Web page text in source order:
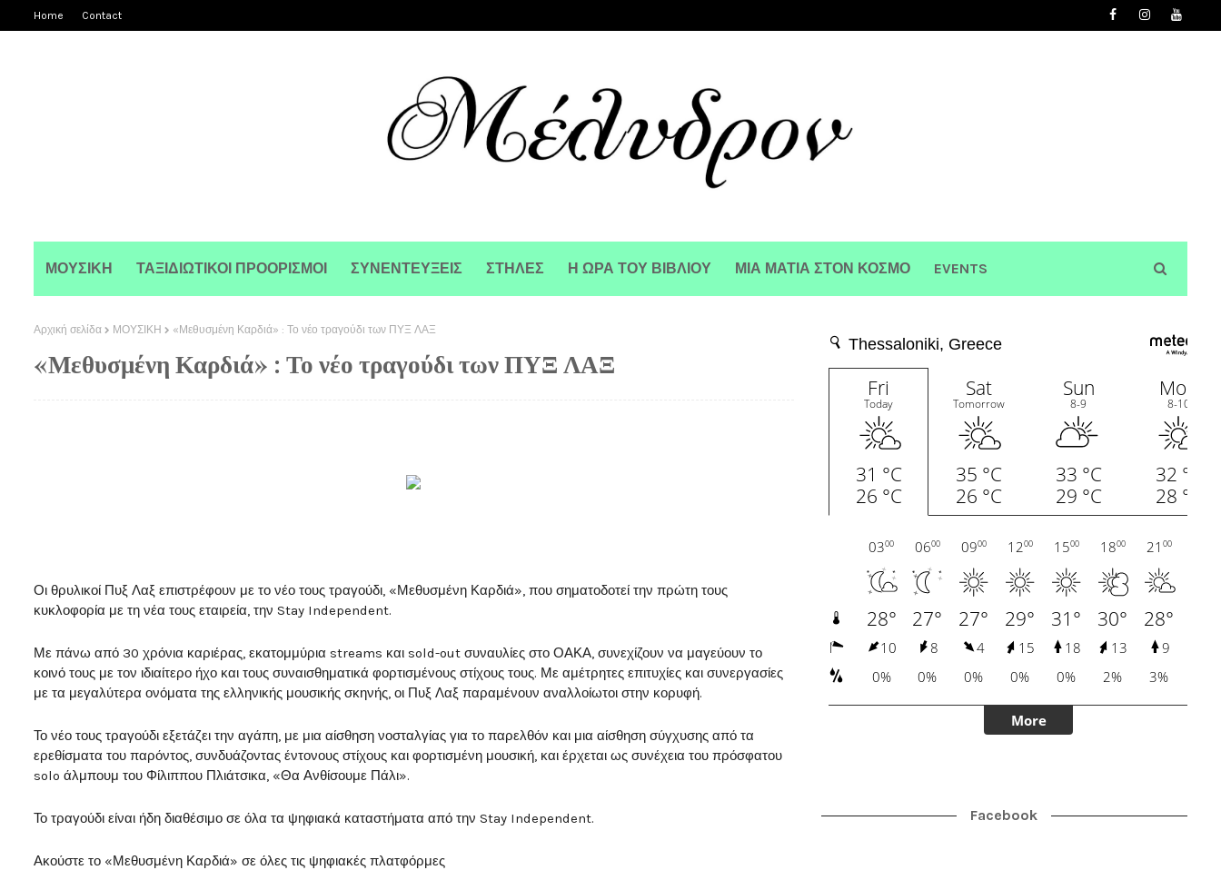
Home Contact
ΜΟΥΣΙΚΗ ΤΑΞΙΔΙΩΤΙΚΟΙ ΠΡΟΟΡΙΣΜΟΙ ΣΥΝΕΝΤΕΥΞΕΙΣ ΣΤΗΛΕΣ Η ΩΡΑ ΤΟΥ ΒΙΒΛΙΟΥ ΜΙΑ ΜΑΤΙΑ ΣΤΟΝ ΚΟΣΜΟ EVENTS
Αρχική σελίδα ΜΟΥΣΙΚΗ «Μεθυσμένη Καρδιά» : Το νέο τραγούδι των ΠΥΞ ΛΑΞ
«Μεθυσμένη Καρδιά» : Το νέο τραγούδι των ΠΥΞ ΛΑΞ
Οι θρυλικοί Πυξ Λαξ επιστρέφουν με το νέο τους τραγούδι, «Μεθυσμένη Καρδιά», που σηματοδοτεί την πρώτη τους
κυκλοφορία με τη νέα τους εταιρεία, την Stay Independent.
Με πάνω από 30 χρόνια καριέρας, εκατομμύρια streams και sold-out συναυλίες στο ΟΑΚΑ, συνεχίζουν να μαγεύουν το
κοινό τους με τον ιδιαίτερο ήχο και τους συναισθηματικά φορτισμένους στίχους τους. Με αμέτρητες επιτυχίες και συνεργασίες
με τα μεγαλύτερα ονόματα της ελληνικής μουσικής σκηνής, οι Πυξ Λαξ παραμένουν αναλλοίωτοι στην κορυφή.
Το νέο τους τραγούδι εξετάζει την αγάπη, με μια αίσθηση νοσταλγίας για το παρελθόν και μια αίσθηση σύγχυσης από τα
ερεθίσματα του παρόντος, συνδυάζοντας έντονους στίχους και φορτισμένη μουσική, και έρχεται ως συνέχεια του πρόσφατου
solo άλμπουμ του Φίλιππου Πλιάτσικα, «Θα Ανθίσουμε Πάλι».
Το τραγούδι είναι ήδη διαθέσιμο σε όλα τα ψηφιακά καταστήματα από την Stay Independent.
Ακούστε το «Μεθυσμένη Καρδιά» σε όλες τις ψηφιακές πλατφόρμες
Facebook